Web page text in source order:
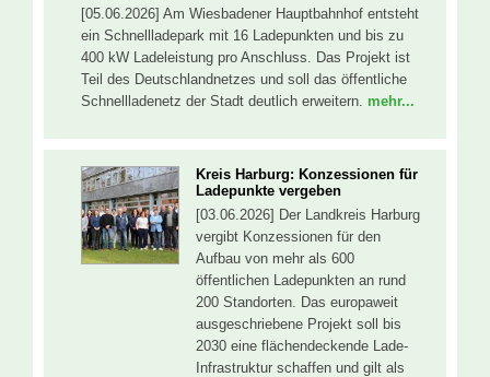
[05.06.2026] Am Wiesbadener Hauptbahnhof entsteht
ein Schnellladepark mit 16 Ladepunkten und bis zu
400 kW Ladeleistung pro Anschluss. Das Projekt ist
Teil des Deutschlandnetzes und soll das öffentliche
Schnellladenetz der Stadt deutlich erweitern. mehr...
Kreis Harburg: Konzessionen für
Ladepunkte vergeben
[03.06.2026] Der Landkreis Harburg
vergibt Konzessionen für den
Aufbau von mehr als 600
öffentlichen Ladepunkten an rund
200 Standorten. Das europaweit
ausgeschriebene Projekt soll bis
2030 eine flächendeckende Lade-
Infrastruktur schaffen und gilt als